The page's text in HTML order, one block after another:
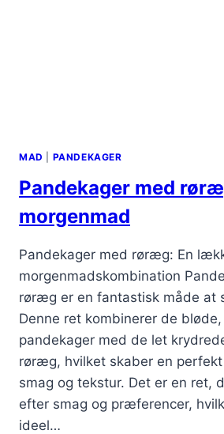
MAD PANDEKAGER
Pandekager med
morgenmad
Pandekager med røræg: En
morgenmadskombination
røræg er en fantastisk måde at
Denne ret kombinerer de
pandekager med de let
røræg, hvilket skaber en
smag og tekstur. Det er en ret,
efter smag og præferencer,
ideel…